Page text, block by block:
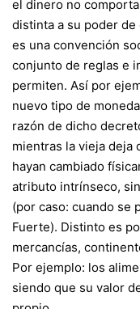
el dinero no
distinta a su poder de
es una convención
conjunto de reglas e
permiten. Así por
nuevo tipo de
razón de dicho
mientras la vieja deja
hayan cambiado
atributo intrínseco,
(por caso: cuando se
Fuerte). Distinto es
mercancías,
Por ejemplo: los
siendo que su valor